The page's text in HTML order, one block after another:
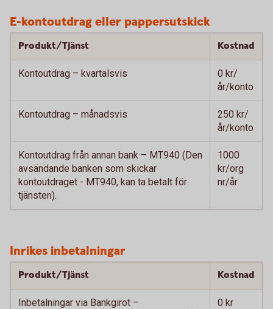
E-kontoutdrag eller pappersutskick
Produkt/Tjänst Kostnad
Kontoutdrag – kvartalsvis
0 kr/
år/konto
Kontoutdrag – månadsvis
250 kr/
år/konto
Kontoutdrag från annan bank – MT940 (Den
avsändande banken som skickar
kontoutdraget - MT940, kan ta betalt för
tjänsten).
1000
kr/org
nr/år
Inrikes inbetalningar
Produkt/Tjänst Kostnad
Inbetalningar via Bankgirot –
0 kr